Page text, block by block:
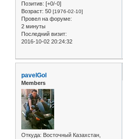
Позитив: [+0/-0]
Возраст: 50 [1976-02-10]
Провел на форуме:
2 минуты
Последний визит:
2016-10-02 20:24:32
pavelGol
Members
Откуда: Восточный Казахстан,